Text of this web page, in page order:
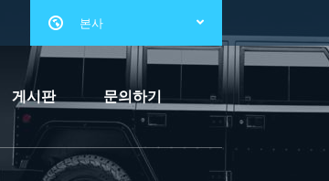
본사
게시판 문의하기